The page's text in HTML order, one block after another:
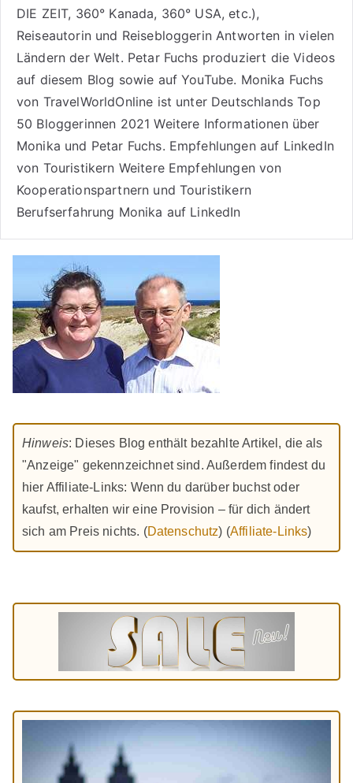
DIE ZEIT, 360° Kanada, 360° USA, etc.),
Reiseautorinund Reisebloggerin Antworten in vielen
Ländern der Welt. Petar Fuchs produziert die Videos
auf diesem Blog sowie aufYouTube. Monika Fuchs
von TravelWorldOnline ist unter Deutschlands Top
50 Bloggerinnen 2021 Weitere Informationen über
Monika und Petar Fuchs. Empfehlungen auf LinkedIn
von Touristikern Weitere Empfehlungen von
Kooperationspartnern und Touristikern
Berufserfahrung Monika auf LinkedIn
Hinweis: Dieses Blog enthält bezahlte Artikel, die als
"Anzeige" gekennzeichnet sind. Außerdem findest du
hier Affiliate-Links: Wenn du darüber buchst oder
kaufst, erhalten wir eine Provision – für dich ändert
sich am Preis nichts. (Datenschutz) (Affiliate-Links)